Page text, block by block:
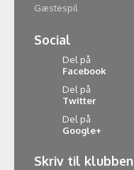
Gæstespil
Social
Del på
Facebook
Del på
Twitter
Del på
Google+
Skriv til klubben